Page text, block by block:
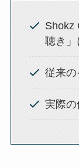
Shokz
聴き」
従来の
実際の